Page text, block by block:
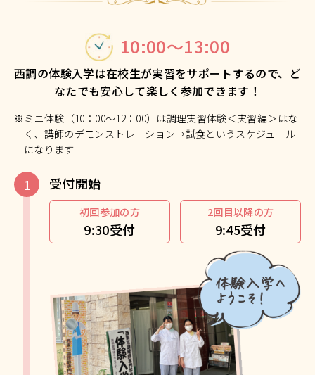
10:00～13:00
西調の体験入学は在校生が実習をサポートするので、ど
なたでも安心して楽しく参加できます！
※ミニ体験（10：00～12：00）は調理実習体験＜実習編＞はな
く、講師のデモンストレーション→試食というスケジュール
になります
受付開始
初回参加の方
9:30受付
2回目以降の方
9:45受付